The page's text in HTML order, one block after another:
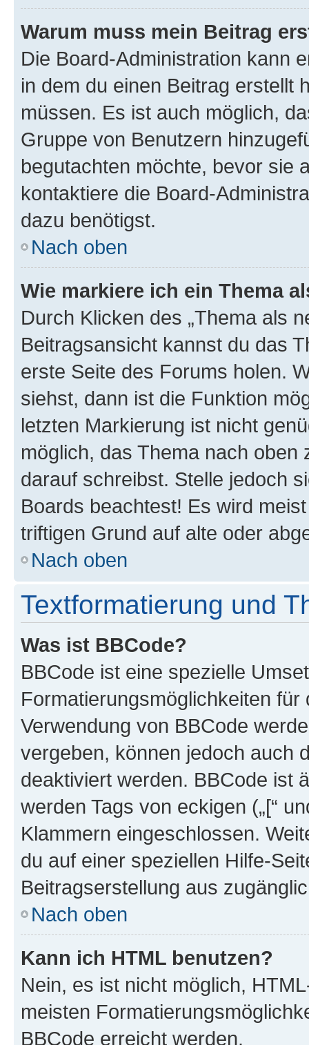
Warum muss mein Beitrag
Die Board-Administration kann
in dem du einen Beitrag erstellt
müssen. Es ist auch möglich,
Gruppe von Benutzern
begutachten möchte, bevor sie
kontaktiere die Board-
dazu benötigst.
Nach oben
Wie markiere ich ein Thema
Durch Klicken des „Thema als
Beitragsansicht kannst du das
erste Seite des Forums holen.
siehst, dann ist die Funktion
letzten Markierung ist nicht
möglich, das Thema nach oben
darauf schreibst. Stelle jedoch
Boards beachtest! Es wird
triftigen Grund auf alte oder
Nach oben
Textformatierung und
Was ist BBCode?
BBCode ist eine spezielle
Formatierungsmöglichkeiten
Verwendung von BBCode
vergeben, können jedoch auch
deaktiviert werden. BBCode ist
werden Tags von eckigen („[“
Klammern eingeschlossen.
du auf einer speziellen Hilfe-
Beitragserstellung aus
Nach oben
Kann ich HTML benutzen?
Nein, es ist nicht möglich,
meisten
BBCode erreicht werden.